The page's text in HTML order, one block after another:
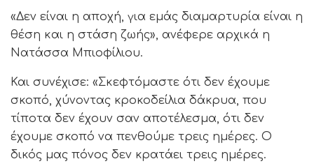
«Δεν είναι η αποχή, για εμάς διαμαρτυρία είναι η
θέση και η στάση ζωής», ανέφερε αρχικά η
Νατάσσα Μπιοφίλιου.
Και συνέχισε: «Σκεφτόμαστε ότι δεν έχουμε
σκοπό, χύνοντας κροκοδείλια δάκρυα, που
τίποτα δεν έχουν σαν αποτέλεσμα, ότι δεν
έχουμε σκοπό να πενθούμε τρεις ημέρες. Ο
δικός μας πόνος δεν κρατάει τρεις ημέρες.